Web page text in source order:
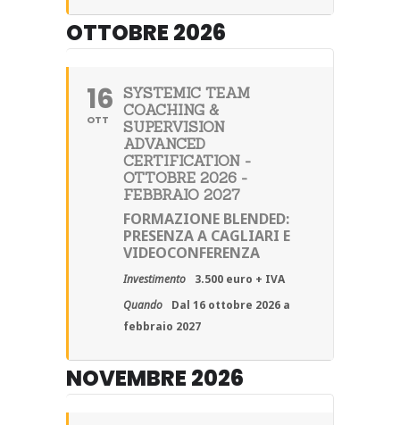
OTTOBRE 2026
16
OTT
SYSTEMIC TEAM
COACHING &
SUPERVISION
ADVANCED
CERTIFICATION -
OTTOBRE 2026 -
FEBBRAIO 2027
FORMAZIONE BLENDED:
PRESENZA A CAGLIARI E
VIDEOCONFERENZA
Investimento
3.500 euro + IVA
Quando
Dal 16 ottobre 2026 a
febbraio 2027
NOVEMBRE 2026